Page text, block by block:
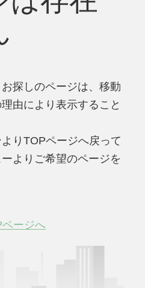
探しのページは、移動
由により表示すること
りTOPページへ戻って
よりご希望のページを
ージへ